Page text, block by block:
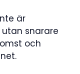
är
snarare
och